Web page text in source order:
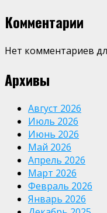
Комментарии
Нет комментариев
Архивы
Август 2026
Июль 2026
Июнь 2026
Май 2026
Апрель 2026
Март 2026
Февраль 2026
Январь 2026